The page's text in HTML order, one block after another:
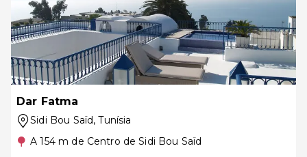
Dar Fatma
Sidi Bou Saïd, Tunísia
A 154 m de Centro de Sidi Bou Saïd